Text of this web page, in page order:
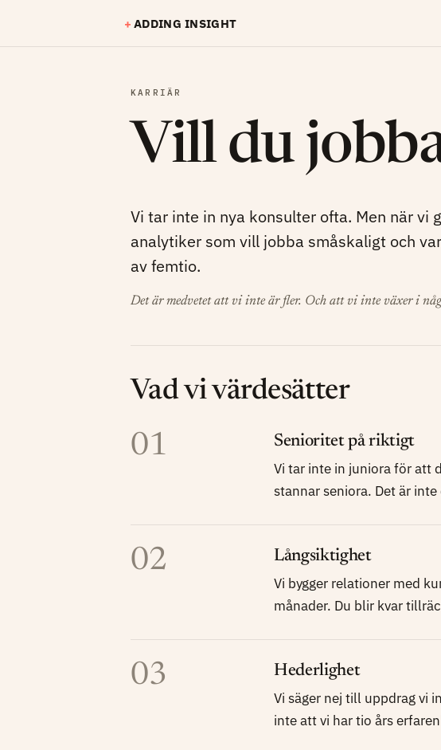
+ ADDING INSIGHT
KARRIÄR
Vill du
Vi tar inte in nya konsulter ofta. Men när vi
analytiker som vill jobba småskaligt och
av femtio.
Det är medvetet att vi inte är fler. Och att vi inte växer i
Vad vi värdesätter
01
Senioritet på riktigt
Vi tar inte in juniora för att
stannar seniora. Det är
02
Långsiktighet
Vi bygger relationer med
månader. Du blir kvar
03
Hederlighet
Vi säger nej till uppdrag vi
inte att vi har tio års